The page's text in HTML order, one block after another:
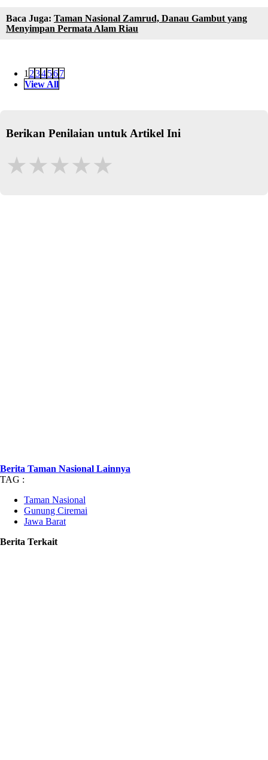
Baca Juga: Taman Nasional Zamrud, Danau Gambut yang
Menyimpan Permata Alam Riau
1 234567
View All
Berikan Penilaian untuk Artikel Ini
★★★★★
Berita Taman Nasional Lainnya
TAG :
Taman Nasional
Gunung Ciremai
Jawa Barat
Berita Terkait